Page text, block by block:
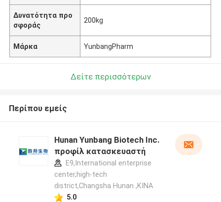
Δυνατότητα προ
σφοράς
200kg
Μάρκα YunbangPharm
Δείτε περισσότερων
Περίπου εμείς
Hunan Yunbang Biotech Inc.
προφίλ κατασκευαστή
E9,International enterprise
center,high-tech
district,Changsha Hunan ,ΚΙΝΑ
5.0